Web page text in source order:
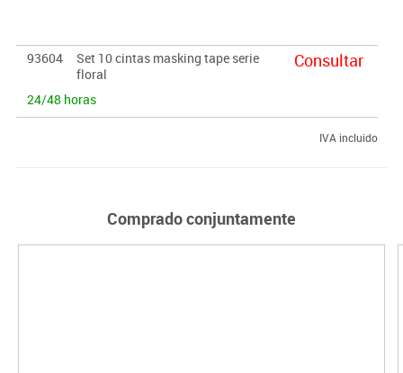
93604
Set 10 cintas masking tape serie
floral
24/48 horas
Consultar
IVA incluido
Comprado conjuntamente